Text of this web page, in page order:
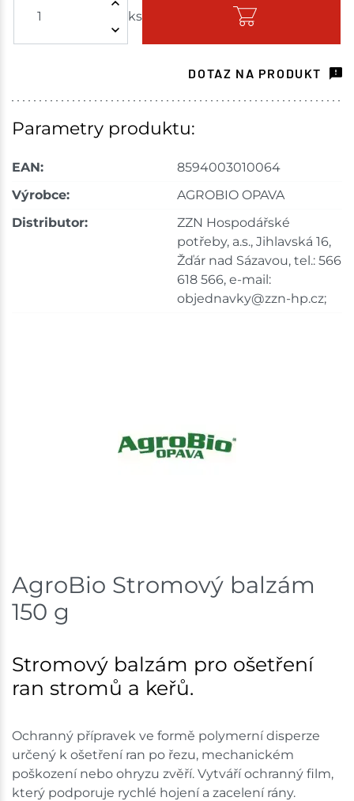
ks
Skladem - ihned k odeslání
Tišnov 18 ks
Skladové množství na prodejnách je pouze orientační.
shopu.
DOTAZ NA PRODUKT
Parametry produktu:
EAN:
8594003010064
Výrobce:
AGROBIO OPAVA
Distributor:
ZZN Hospodářské
potřeby, a.s., Jihlavská 16,
Žďár nad Sázavou, tel.: 566
618 566, e-mail:
objednavky@zzn-hp.cz;
AgroBio Stromový balzám
150 g
Stromový balzám pro ošetření
ran stromů a keřů.
Ochranný přípravek ve formě polymerní disperze
určený k ošetření ran po řezu, mechanickém
poškození nebo ohryzu zvěří. Vytváří ochranný film,
který podporuje rychlé hojení a zacelení rány.